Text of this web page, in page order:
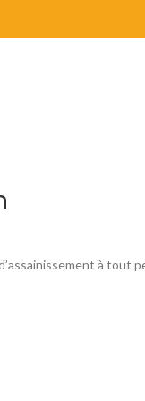
à tout